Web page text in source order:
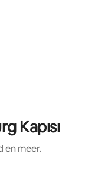
Kapısı
en meer.